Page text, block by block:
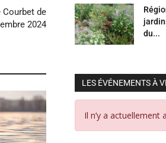
Courbet de
2024
du...
LES ÉVÉNEMENTS À
Il n’y a actuellement